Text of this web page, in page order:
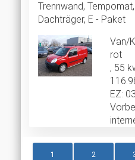
Trennwand, Tempomat,
Dachträger, E - Paket
Van/
rot
, 55
EZ:
1 2